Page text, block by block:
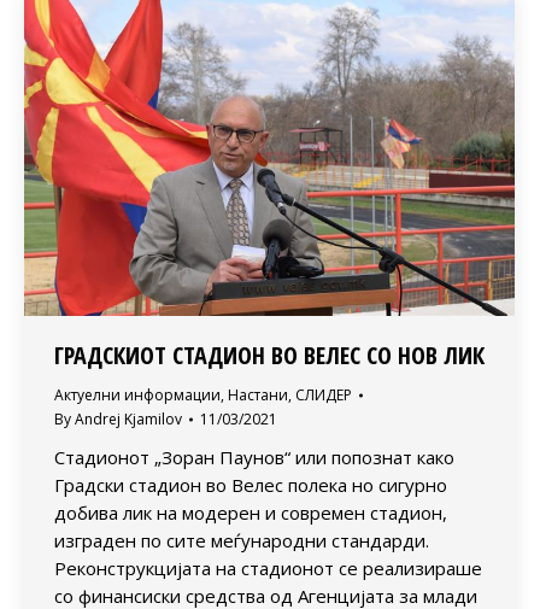
ГРАДСКИОТ СТАДИОН ВО ВЕЛЕС СО НОВ ЛИК
Актуелни информации, Настани, СЛИДЕР
ByAndrej Kjamilov 11/03/2021
Стадионот „Зоран Паунов“ или попознат како
Градски стадион во Велес полека но сигурно
добива лик на модерен и современ стадион,
изграден по сите меѓународни стандарди.
Реконструкцијата на стадионот се реализираше
со финансиски средства од Агенцијата за млади